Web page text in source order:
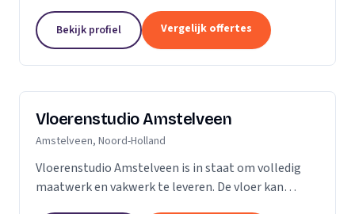
uitziet.Bekijk profiel Vergelijk offertes
Vloerenstudio Amstelveen
Amstelveen, Noord-Holland
Vloerenstudio Amstelveen is in staat om volledig
maatwerk en vakwerk te leveren. De vloer kan